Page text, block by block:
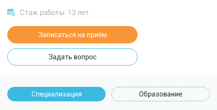
Стаж работы: 13 лет
Записаться на приём
Задать вопрос
Специализация Образование